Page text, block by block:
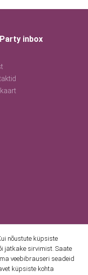
inbox
nõustute küpsiste
jätkake sirvimist. Saate
veebibrauseri seadeid
küpsiste kohta